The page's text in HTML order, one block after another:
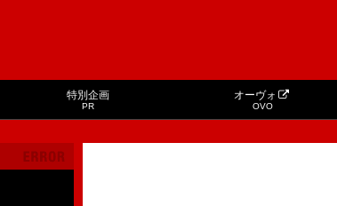
特別企画
PR
オーヴォ
OVO